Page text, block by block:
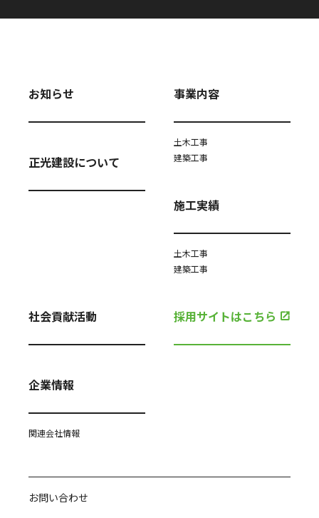
お知らせ
正光建設について
事業内容
土木工事
建築工事
施工実績
土木工事
建築工事
社会貢献活動
企業情報
関連会社情報
採用サイトはこちら
お問い合わせ